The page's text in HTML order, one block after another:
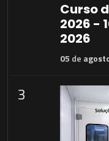
Curso
2026 -
2026
05 de
3